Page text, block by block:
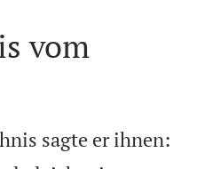
vom
sagte er ihnen: